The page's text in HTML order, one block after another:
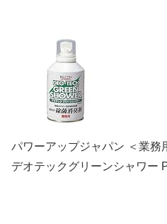
パワーアップジャパン ＜業務
デオテックグリーンシャワー